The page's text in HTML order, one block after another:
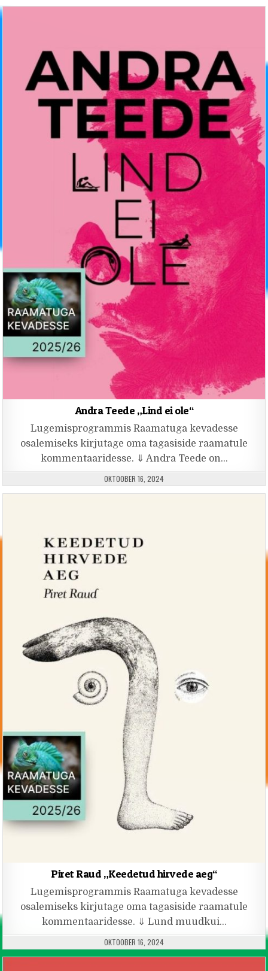
Andra Teede „Lind ei ole“
Lugemisprogrammis Raamatuga kevadesse
osalemiseks kirjutage oma tagasiside raamatule
kommentaaridesse. ⇓ Andra Teede on…
PUBLISHED DATE:
OKTOOBER 16, 2024
Piret Raud „Keedetud hirvede aeg“
Lugemisprogrammis Raamatuga kevadesse
osalemiseks kirjutage oma tagasiside raamatule
kommentaaridesse. ⇓ Lund muudkui…
PUBLISHED DATE:
OKTOOBER 16, 2024